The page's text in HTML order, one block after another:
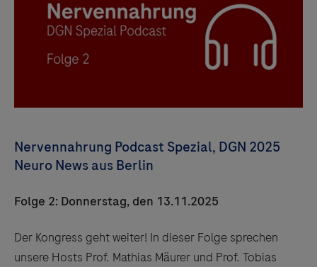
Nervennahrung Podcast Spezial, DGN 2025
Neuro News aus Berlin
Folge 2: Donnerstag, den 13.11.2025
Der Kongress geht weiter! In dieser Folge sprechen
unsere Hosts Prof. Mathias Mäurer und Prof. Tobias